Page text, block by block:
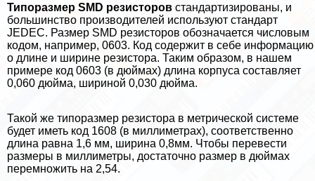
Типоразмер SMD резисторов стандартизированы, и
большинство производителей используют стандарт
JEDEC. Размер SMD резисторов обозначается числовым
кодом, например, 0603. Код содержит в себе информацию
о длине и ширине резистора. Таким образом, в нашем
примере код 0603 (в дюймах) длина корпуса составляет
0,060 дюйма, шириной 0,030 дюйма.
Такой же типоразмер резистора в метрической системе
будет иметь код 1608 (в миллиметрах), соответственно
длина равна 1,6 мм, ширина 0,8мм. Чтобы перевести
размеры в миллиметры, достаточно размер в дюймах
перемножить на 2,54.